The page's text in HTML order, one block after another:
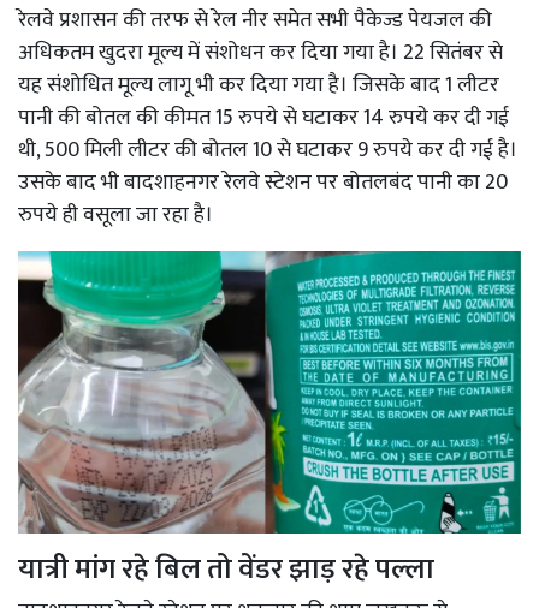
रेलवे प्रशासन की तरफ से रेल नीर समेत सभी पैकेज्ड पेयजल की
अधिकतम खुदरा मूल्य में संशोधन कर दिया गया है। 22 सितंबर से
यह संशोधित मूल्य लागू भी कर दिया गया है। जिसके बाद 1 लीटर
पानी की बोतल की कीमत 15 रुपये से घटाकर 14 रुपये कर दी गई
थी, 500 मिली लीटर की बोतल 10 से घटाकर 9 रुपये कर दी गई है।
उसके बाद भी बादशाहनगर रेलवे स्टेशन पर बोतलबंद पानी का 20
रुपये ही वसूला जा रहा है।
यात्री मांग रहे बिल तो वेंडर झाड़ रहे पल्ला